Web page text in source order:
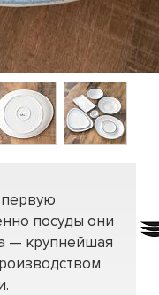
первую
посуды они
— крупнейшая